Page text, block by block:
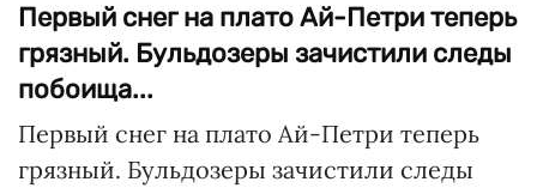
Первый снег на плато Ай-Петри теперь
грязный. Бульдозеры зачистили следы
побоища...
Первый снег на плато Ай-Петри теперь
грязный. Бульдозеры зачистили следы